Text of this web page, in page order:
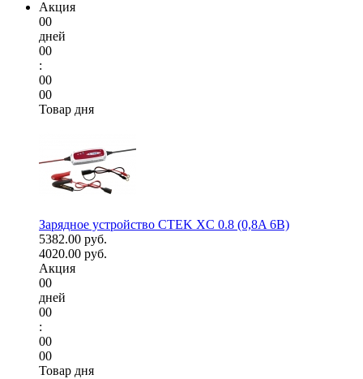
Акция
00
дней
00
:
00
00
Товар дня
Зарядное устройство CTEK XC 0.8 (0,8A 6В)
5382.00 руб.
4020.00 руб.
Акция
00
дней
00
:
00
00
Товар дня